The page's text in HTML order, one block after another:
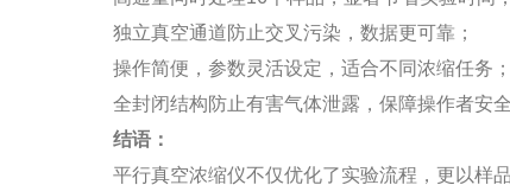
独立真空通道防止交叉污染，数据更可靠；
操作简便，参数灵活设定，适合不同浓缩任务；
全封闭结构防止有害气体泄露，保障操作者安全
结语：
平行真空浓缩仪不仅优化了实验流程，更以样